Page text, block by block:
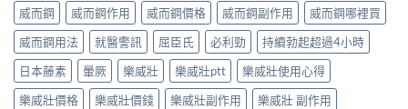
威而鋼
威而鋼作用 威而鋼價格 威而鋼副作用
威而鋼哪裡買
威而鋼用法
就醫警訊 屈臣氏 必利勁
持續勃起超過4小時
日本藤素
暈厥 樂威壯 樂威壯ptt
樂威壯使用心得
樂威壯價格
樂威壯價錢 樂威壯副作用
樂威壯 副作用